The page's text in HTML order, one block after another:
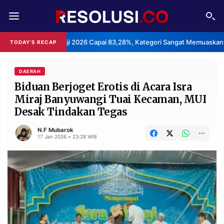
TODAY'S RECAP
Haji 2026 Capai 83,28%, Kategori Sangat Memuaskan. •
REDAKSI TENTANG
RESOLUSI IKLAN
RUBRIKASI
EDITORIAL AKSARA
FINANSIA PERSONA
DAERAH NASIONAL
MANCA SPORT
INFORMASI
DAERAH
Biduan Berjoget Erotis di Acara Isra
Miraj Banyuwangi Tuai Kecaman, MUI
Desak Tindakan Tegas
N.F Mubarok
17 Jan 2026 • 23:28 WIB